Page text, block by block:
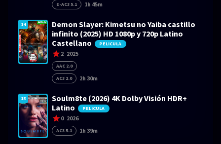
E-AC3 5.1
1h 45m
14
Demon Slayer: Kimetsu no Yaiba castillo
infinito (2025) HD 1080p y 720p Latino
Castellano
PELICULA
2 2025
AAC 2.0
AC3 2.0
2h 30m
15
Soulm8te (2026) 4K Dolby Visión HDR+
Latino
PELICULA
0 2026
AC3 5.1 1h 39m